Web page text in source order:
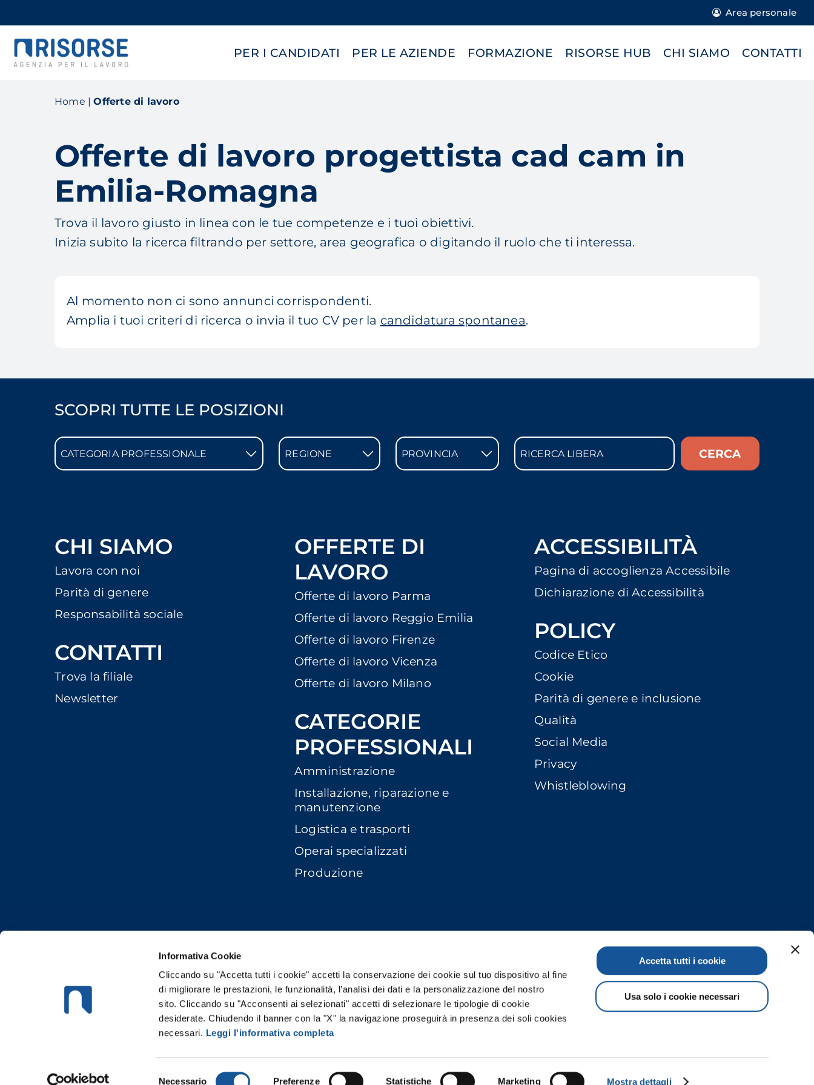
Informativa Cookie
Cliccando su "Accetta tutti i cookie" accetti la conservazione dei cookie sul tuo dispositivo al fine
di migliorare le prestazioni, le funzionalità, l’analisi dei dati e la personalizzazione del nostro
sito. Cliccando su "Acconsenti ai selezionati" accetti di selezionare le tipologie di cookie
desiderate. Chiudendo il banner con la "X" la navigazione proseguirà in presenza dei soli cookies
necessari. Leggi l'informativa completa
Necessario Preferenze Statistiche Marketing Mostra dettagli
Accetta tutti i cookie
Usa solo i cookie necessari
to
main
content
Area personale
PER I CANDIDATI PER LE AZIENDE FORMAZIONE RISORSE HUB CHI SIAMO CONTATTI
Home |Offerte di lavoro
Offerte di lavoro progettista cad cam in
Emilia-Romagna
Trova il lavoro giusto in linea con le tue competenze e i tuoi obiettivi.
Inizia subito la ricerca filtrando per settore, area geografica o digitando il ruolo che ti interessa.
Al momento non ci sono annunci corrispondenti.
Amplia i tuoi criteri di ricerca o invia il tuo CV per la candidatura spontanea.
SCOPRI TUTTE LE POSIZIONI
CATEGORIA PROFESSIONALE REGIONE PROVINCIA
CHI SIAMO
Lavora con noi
Parità di genere
Responsabilità sociale
CONTATTI
Trova la filiale
Newsletter
OFFERTE DI
LAVORO
Offerte di lavoro Parma
Offerte di lavoro Reggio Emilia
Offerte di lavoro Firenze
Offerte di lavoro Vicenza
Offerte di lavoro Milano
CATEGORIE
PROFESSIONALI
Amministrazione
Installazione, riparazione e
manutenzione
Logistica e trasporti
Operai specializzati
Produzione
ACCESSIBILITÀ
Pagina di accoglienza Accessibile
Dichiarazione di Accessibilità
POLICY
Codice Etico
Cookie
Parità di genere e inclusione
Qualità
Social Media
Privacy
Whistleblowing
Risorse SpA | SEDE LEGALE E AMMINISTRATIVA | Via San Vigilio 1, Milano 20142 | Tel.
©Risorse S.p.A. | REA n° MI-1551589 | Aut. Min. Lav. Prot. n. 1143 S.G. | Capitale Sociale € 6.000.000,24 i.v. | P.iva / C.F. 12388680154